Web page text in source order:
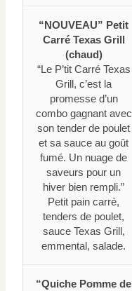
“NOUVEAU” Petit
Carré Texas Grill
(chaud)
“Le P’tit Carré Texas
Grill, c’est la
promesse d’un
combo gagnant avec
son tender de poulet
et sa sauce au goût
fumé. Un nuage de
saveurs pour un
hiver bien rempli.”
Petit pain carré,
tenders de poulet,
sauce Texas Grill,
emmental, salade.
“Quiche Pomme de